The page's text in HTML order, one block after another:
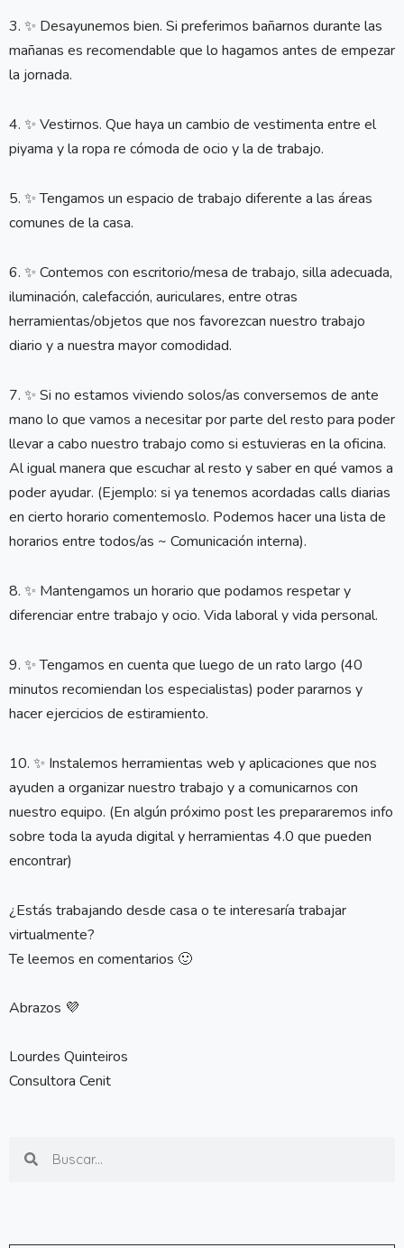
3. ✨ Desayunemos bien. Si preferimos bañarnos durante las
mañanas es recomendable que lo hagamos antes de empezar
la jornada.
4. ✨ Vestirnos. Que haya un cambio de vestimenta entre el
piyama y la ropa re cómoda de ocio y la de trabajo.
5. ✨ Tengamos un espacio de trabajo diferente a las áreas
comunes de la casa.
6. ✨ Contemos con escritorio/mesa de trabajo, silla adecuada,
iluminación, calefacción, auriculares, entre otras
herramientas/objetos que nos favorezcan nuestro trabajo
diario y a nuestra mayor comodidad.
7. ✨ Si no estamos viviendo solos/as conversemos de ante
mano lo que vamos a necesitar por parte del resto para poder
llevar a cabo nuestro trabajo como si estuvieras en la oficina.
Al igual manera que escuchar al resto y saber en qué vamos a
poder ayudar. (Ejemplo: si ya tenemos acordadas calls diarias
en cierto horario comentemoslo. Podemos hacer una lista de
horarios entre todos/as ~ Comunicación interna).
8. ✨ Mantengamos un horario que podamos respetar y
diferenciar entre trabajo y ocio. Vida laboral y vida personal.
9. ✨ Tengamos en cuenta que luego de un rato largo (40
minutos recomiendan los especialistas) poder pararnos y
hacer ejercicios de estiramiento.
10. ✨ Instalemos herramientas web y aplicaciones que nos
ayuden a organizar nuestro trabajo y a comunicarnos con
nuestro equipo. (En algún próximo post les prepararemos info
sobre toda la ayuda digital y herramientas 4.0 que pueden
encontrar)
¿Estás trabajando desde casa o te interesaría trabajar
virtualmente?
Te leemos en comentarios 🙂
Abrazos 💜
Lourdes Quinteiros
Consultora Cenit